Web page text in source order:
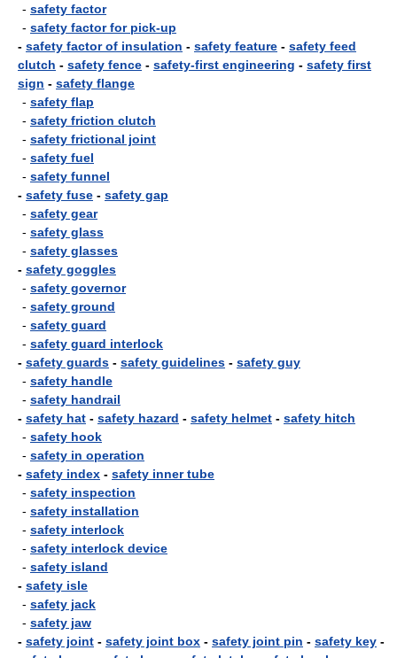
- safety factor
- safety factor for pick-up
- safety factor of insulation - safety feature - safety feed
clutch - safety fence - safety-first engineering - safety first
sign - safety flange
- safety flap
- safety friction clutch
- safety frictional joint
- safety fuel
- safety funnel
- safety fuse - safety gap
- safety gear
- safety glass
- safety glasses
- safety goggles
- safety governor
- safety ground
- safety guard
- safety guard interlock
- safety guards - safety guidelines - safety guy
- safety handle
- safety handrail
- safety hat - safety hazard - safety helmet - safety hitch
- safety hook
- safety in operation
- safety index - safety inner tube
- safety inspection
- safety installation
- safety interlock
- safety interlock device
- safety island
- safety isle
- safety jack
- safety jaw
- safety joint - safety joint box - safety joint pin - safety key -